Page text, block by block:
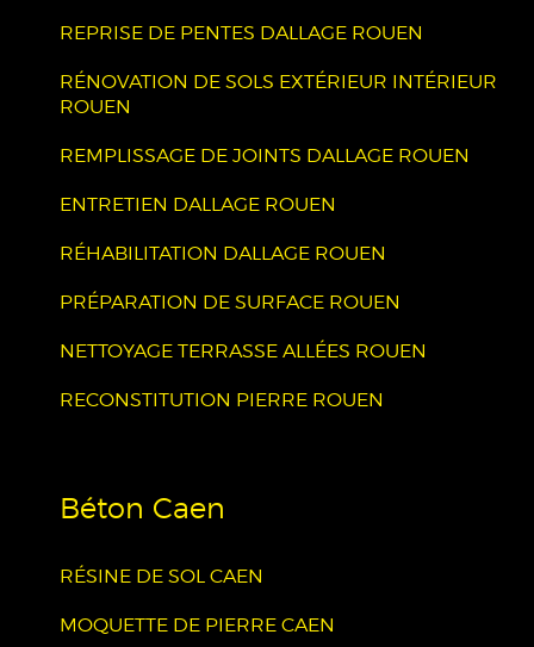
REPRISE DE PENTES DALLAGE ROUEN
RÉNOVATION DE SOLS EXTÉRIEUR INTÉRIEUR
ROUEN
REMPLISSAGE DE JOINTS DALLAGE ROUEN
ENTRETIEN DALLAGE ROUEN
RÉHABILITATION DALLAGE ROUEN
PRÉPARATION DE SURFACE ROUEN
NETTOYAGE TERRASSE ALLÉES ROUEN
RECONSTITUTION PIERRE ROUEN
Béton Caen
RÉSINE DE SOL CAEN
MOQUETTE DE PIERRE CAEN